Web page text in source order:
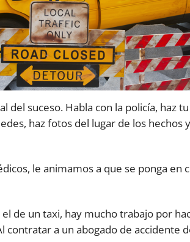
suceso. Habla con la policía, haz tu
haz fotos del lugar de los hechos
le animamos a que se ponga en
de un taxi, hay mucho trabajo por
contratar a un abogado de accidente